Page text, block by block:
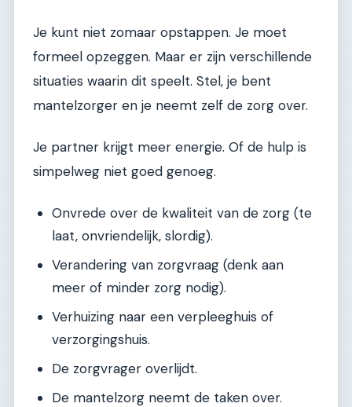
Je kunt niet zomaar opstappen. Je moet
formeel opzeggen. Maar er zijn verschillende
situaties waarin dit speelt. Stel, je bent
mantelzorger en je neemt zelf de zorg over.
Je partner krijgt meer energie. Of de hulp is
simpelweg niet goed genoeg.
Onvrede over de kwaliteit van de zorg (te
laat, onvriendelijk, slordig).
Verandering van zorgvraag (denk aan
meer of minder zorg nodig).
Verhuizing naar een verpleeghuis of
verzorgingshuis.
De zorgvrager overlijdt.
De mantelzorg neemt de taken over.